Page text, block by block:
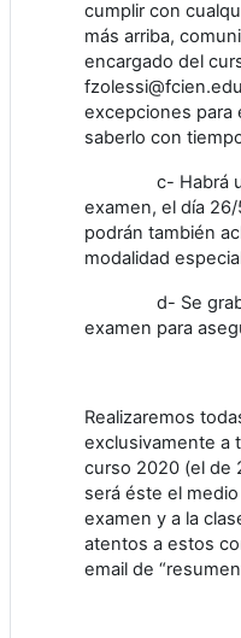
cumplir con
más arriba,
encargado del
excepciones para
saberlo con
c- Habrá una
examen, el día 26/
podrán también
modalidad
d- Se
examen para
Realizaremos
exclusivamente a
curso 2020 (el de
será éste el
examen y a la
atentos a estos
email de